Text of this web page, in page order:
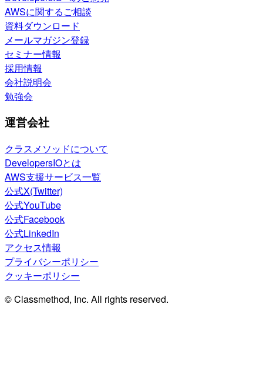
AWSに関するご相談
資料ダウンロード
メールマガジン登録
セミナー情報
採用情報
会社説明会
勉強会
運営会社
クラスメソッドについて
DevelopersIOとは
AWS支援サービス一覧
公式X(Twitter)
公式YouTube
公式Facebook
公式LinkedIn
アクセス情報
プライバシーポリシー
クッキーポリシー
© Classmethod, Inc. All rights reserved.